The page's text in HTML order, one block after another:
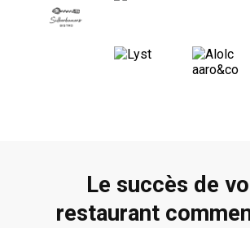
Le succès de
restaurant